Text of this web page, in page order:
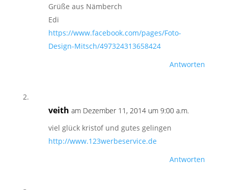
Grüße aus Nämberch
Edi
https://www.facebook.com/pages/Foto-
Design-Mitsch/497324313658424
Antworten
veith am Dezember 11, 2014 um 9:00 a.m.
viel glück kristof und gutes gelingen
http://www.123werbeservice.de
Antworten